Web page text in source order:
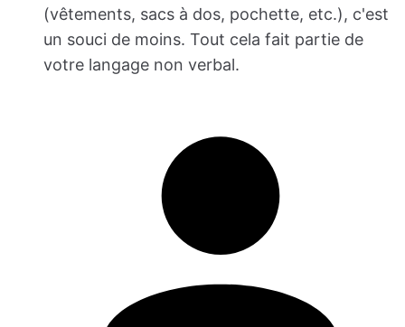
(vêtements, sacs à dos, pochette, etc.), c'est
un souci de moins. Tout cela fait partie de
votre langage non verbal.